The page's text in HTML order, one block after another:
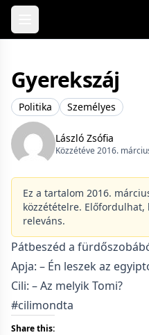
Skip to content
Gyerekszáj
Politika Személyes
László Zsófia
Közzétéve 2016.
Ez a tartalom 2016.
közzétételre.
releváns.
Pátbeszéd a
Apja: – Én leszek az
Cili: – Az melyik Tomi?
#cilimondta
Share this: